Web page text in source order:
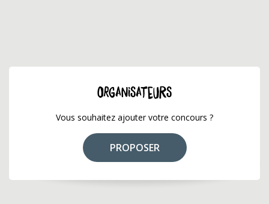
ORGANISATEURS
Vous souhaitez ajouter votre concours ?
PROPOSER